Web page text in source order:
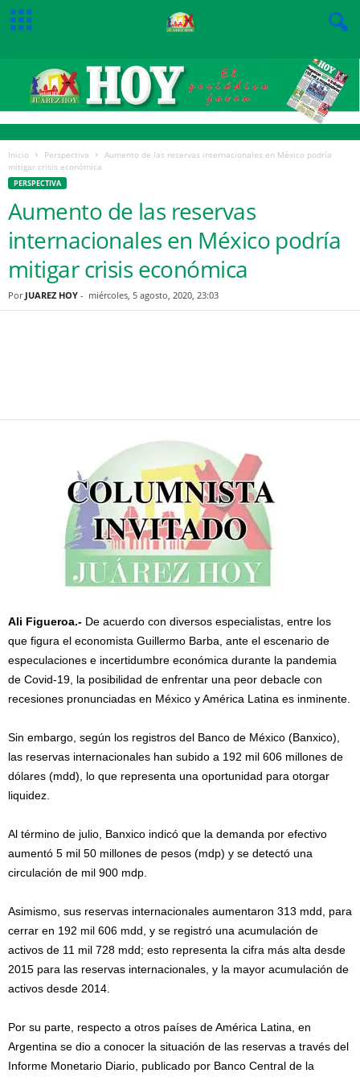
Inicio Perspectiva
Aumento de las reservas internacionales en México podría
mitigar crisis económica
PERSPECTIVA
Aumento de las reservas
internacionales en México podría
mitigar crisis económica
Por JUAREZ HOY - miércoles, 5 agosto, 2020, 23:03
Ali Figueroa.- De acuerdo con diversos especialistas, entre los
que figura el economista Guillermo Barba, ante el escenario de
especulaciones e incertidumbre económica durante la pandemia
de Covid-19, la posibilidad de enfrentar una peor debacle con
recesiones pronunciadas en México y América Latina es inminente.
Sin embargo, según los registros del Banco de México (Banxico),
las reservas internacionales han subido a 192 mil 606 millones de
dólares (mdd), lo que representa una oportunidad para otorgar
liquidez.
Al término de julio, Banxico indicó que la demanda por efectivo
aumentó 5 mil 50 millones de pesos (mdp) y se detectó una
circulación de mil 900 mdp.
Asimismo, sus reservas internacionales aumentaron 313 mdd, para
cerrar en 192 mil 606 mdd, y se registró una acumulación de
activos de 11 mil 728 mdd; esto representa la cifra más alta desde
2015 para las reservas internacionales, y la mayor acumulación de
activos desde 2014.
Por su parte, respecto a otros países de América Latina, en
Argentina se dio a conocer la situación de las reservas a través del
Informe Monetario Diario, publicado por Banco Central de la